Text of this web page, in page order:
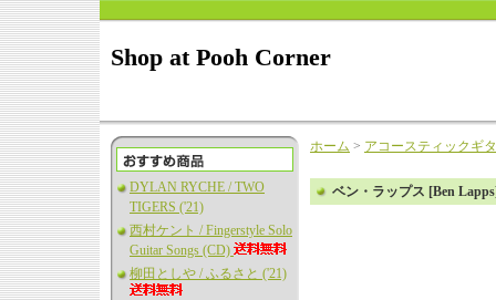
Shop at Pooh Corner
DYLAN RYCHE / TWO
TIGERS ('21)
西村ケント / Fingerstyle Solo
Guitar Songs (CD)
柳田としや / ふるさと ('21)
ホーム > アコースティックギ
ベン・ラップス [Ben